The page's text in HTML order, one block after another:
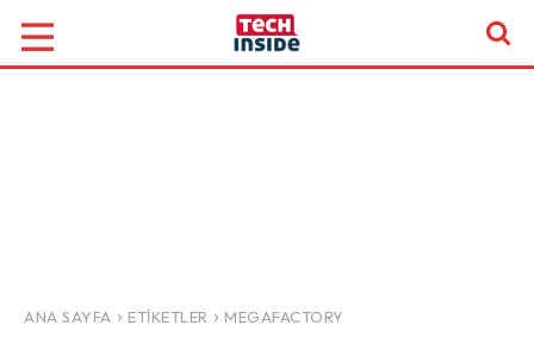
ANA SAYFA ETIKETLER MEGAFACTORY